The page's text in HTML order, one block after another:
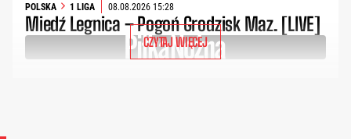
POLSKA 1 LIGA 08.08.2026 15:28
Miedź Legnica – Pogoń Grodzisk Maz. [LIVE]
CZYTAJ WIĘCEJ